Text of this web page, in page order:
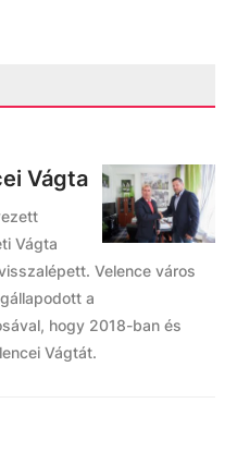
Vágta
Vágta
Velence város
a
hogy 2018-ban és
Vágtát.